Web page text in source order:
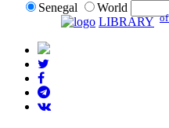
Senegal
World
LIBRARY